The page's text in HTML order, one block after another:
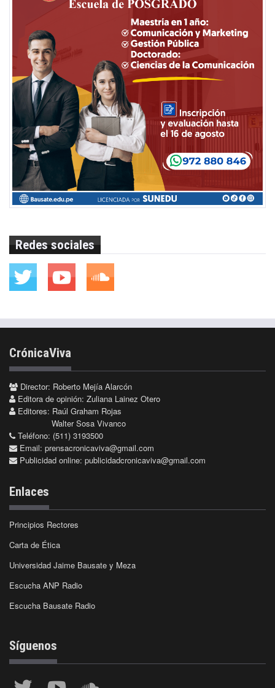
Redes sociales
CrónicaViva
Director: Roberto Mejía Alarcón
Editora de opinión: Zuliana Lainez Otero
Editores: Raúl Graham Rojas
Walter Sosa Vivanco
Teléfono: (511) 3193500
Email: prensacronicaviva@gmail.com
Publicidad online: publicidadcronicaviva@gmail.com
Enlaces
Principios Rectores
Carta de Ética
Universidad Jaime Bausate y Meza
Escucha ANP Radio
Escucha Bausate Radio
Síguenos